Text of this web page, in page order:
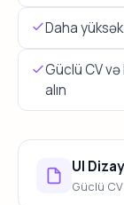
Daha
Güclü CV
alın
UI
Güclü